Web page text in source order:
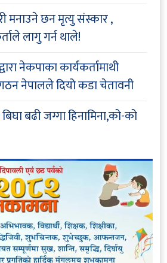
मनाउने छन मृत्यु संस्कार ,
लागु गर्न थाले!
नेकपाका कार्यकर्तामाथी
नेपालले दियो कडा चेतावनी
बढी जग्गा हिनामिना,को-को